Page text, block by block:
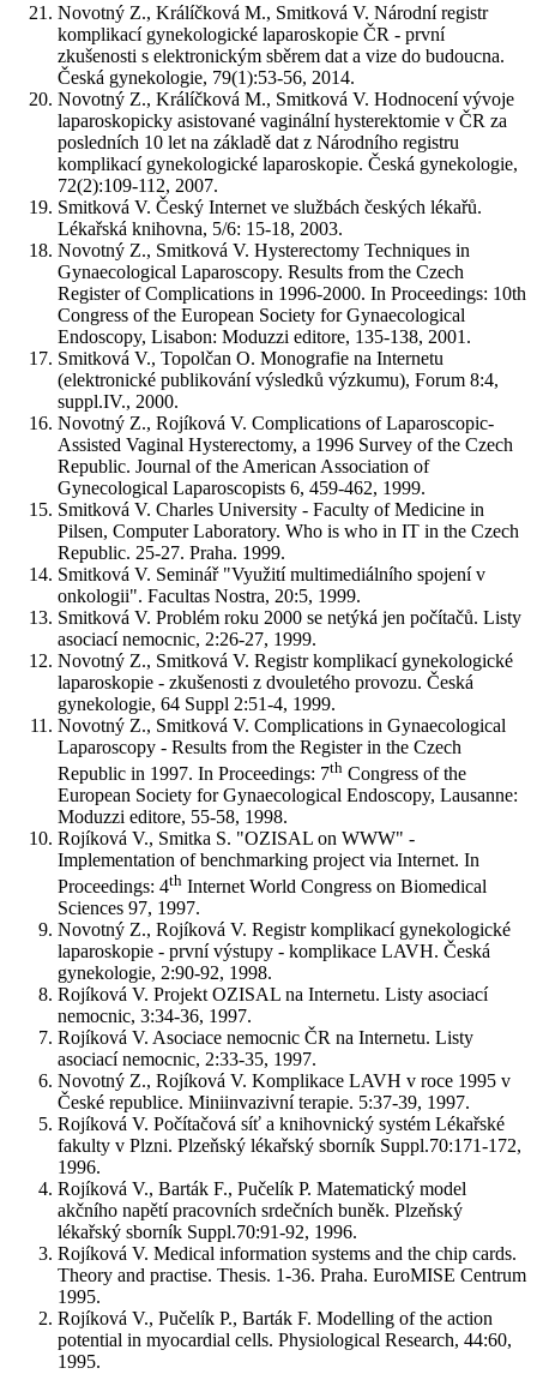
Novotný Z., Králíčková M., Smitková V. Národní registr
komplikací gynekologické laparoskopie ČR - první
zkušenosti s elektronickým sběrem dat a vize do budoucna.
Česká gynekologie, 79(1):53-56, 2014.
Novotný Z., Králíčková M., Smitková V. Hodnocení vývoje
laparoskopicky asistované vaginální hysterektomie v ČR za
posledních 10 let na základě dat z Národního registru
komplikací gynekologické laparoskopie. Česká gynekologie,
72(2):109-112, 2007.
Smitková V. Český Internet ve službách českých lékařů.
Lékařská knihovna, 5/6: 15-18, 2003.
Novotný Z., Smitková V. Hysterectomy Techniques in
Gynaecological Laparoscopy. Results from the Czech
Register of Complications in 1996-2000. In Proceedings: 10th
Congress of the European Society for Gynaecological
Endoscopy, Lisabon: Moduzzi editore, 135-138, 2001.
Smitková V., Topolčan O. Monografie na Internetu
(elektronické publikování výsledků výzkumu), Forum 8:4,
suppl.IV., 2000.
Novotný Z., Rojíková V. Complications of Laparoscopic-
Assisted Vaginal Hysterectomy, a 1996 Survey of the Czech
Republic. Journal of the American Association of
Gynecological Laparoscopists 6, 459-462, 1999.
Smitková V. Charles University - Faculty of Medicine in
Pilsen, Computer Laboratory. Who is who in IT in the Czech
Republic. 25-27. Praha. 1999.
Smitková V. Seminář "Využití multimediálního spojení v
onkologii". Facultas Nostra, 20:5, 1999.
Smitková V. Problém roku 2000 se netýká jen počítačů. Listy
asociací nemocnic, 2:26-27, 1999.
Novotný Z., Smitková V. Registr komplikací gynekologické
laparoskopie - zkušenosti z dvouletého provozu. Česká
gynekologie, 64 Suppl 2:51-4, 1999.
Novotný Z., Smitková V. Complications in Gynaecological
Laparoscopy - Results from the Register in the Czech
Republic in 1997. In Proceedings: 7th Congress of the
European Society for Gynaecological Endoscopy, Lausanne:
Moduzzi editore, 55-58, 1998.
Rojíková V., Smitka S. "OZISAL on WWW" -
Implementation of benchmarking project via Internet. In
Proceedings: 4th Internet World Congress on Biomedical
Sciences 97, 1997.
Novotný Z., Rojíková V. Registr komplikací gynekologické
laparoskopie - první výstupy - komplikace LAVH. Česká
gynekologie, 2:90-92, 1998.
Rojíková V. Projekt OZISAL na Internetu. Listy asociací
nemocnic, 3:34-36, 1997.
Rojíková V. Asociace nemocnic ČR na Internetu. Listy
asociací nemocnic, 2:33-35, 1997.
Novotný Z., Rojíková V. Komplikace LAVH v roce 1995 v
České republice. Miniinvazivní terapie. 5:37-39, 1997.
Rojíková V. Počítačová síť a knihovnický systém Lékařské
fakulty v Plzni. Plzeňský lékařský sborník Suppl.70:171-172,
1996.
Rojíková V., Barták F., Pučelík P. Matematický model
akčního napětí pracovních srdečních buněk. Plzeňský
lékařský sborník Suppl.70:91-92, 1996.
Rojíková V. Medical information systems and the chip cards.
Theory and practise. Thesis. 1-36. Praha. EuroMISE Centrum
1995.
Rojíková V., Pučelík P., Barták F. Modelling of the action
potential in myocardial cells. Physiological Research, 44:60,
1995.